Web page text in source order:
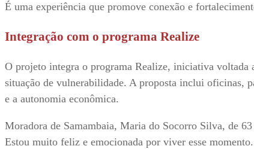
É uma experiência que promove conexão e
Integração com o programa Realize
O projeto integra o programa Realize, iniciativa voltada
situação de vulnerabilidade. A proposta inclui oficinas,
e a autonomia econômica.
Moradora de Samambaia, Maria do Socorro Silva, de
Estou muito feliz e emocionada por viver esse